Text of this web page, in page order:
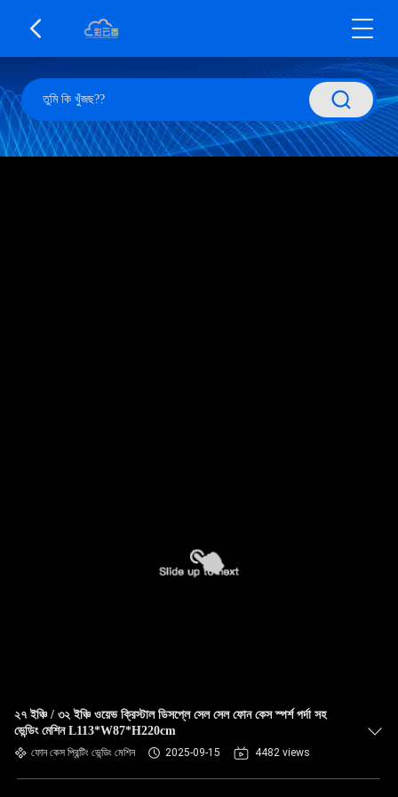
২৭ ইঞ্চি / ৩২ ইঞ্চি ওয়েভ ক্রিস্টাল ডিসপ্লে সেল সেল ফোন কেস স্পর্শ পর্দা সহ
ভেন্ডিং মেশিন L113*W87*H220cm
ফোন কেস প্রিন্টিং ভেন্ডিং মেশিন 2025-09-15 4482 views